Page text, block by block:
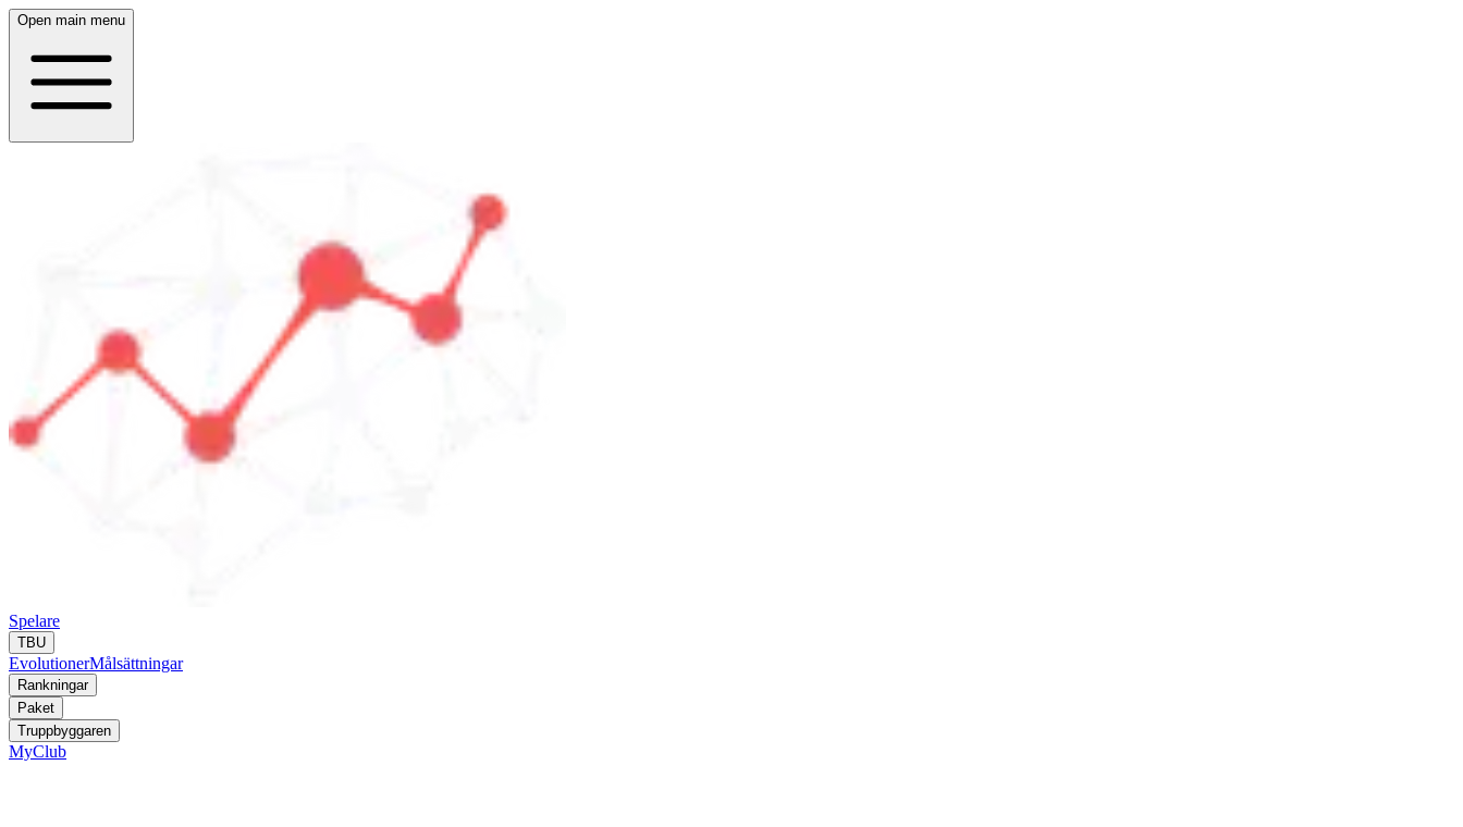
Open main menu
Spelare
TBU
EvolutionerMålsättningar
Rankningar
Paket
Truppbyggaren
MyClub